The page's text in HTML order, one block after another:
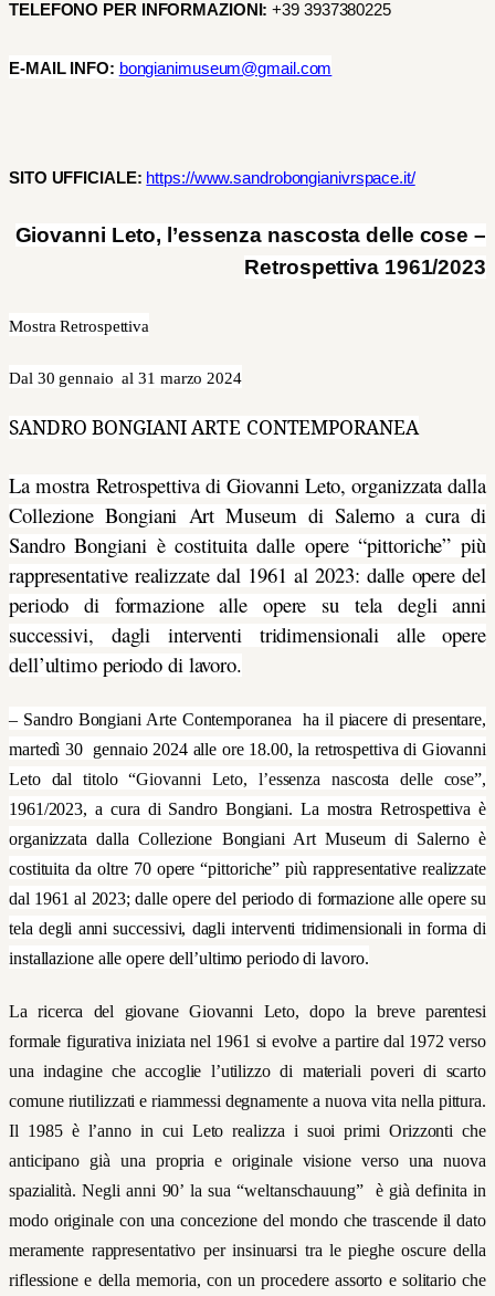
TELEFONO PER INFORMAZIONI: +39 3937380225
E-MAIL INFO: bongianimuseum@gmail.com
SITO UFFICIALE: https://www.sandrobongianivrspace.it/
Giovanni Leto, l’essenza nascosta delle cose –
Retrospettiva 1961/2023
Mostra Retrospettiva
Dal 30 gennaio al 31 marzo 2024
SANDRO BONGIANI ARTE CONTEMPORANEA
La mostra Retrospettiva di Giovanni Leto, organizzata dalla
Collezione Bongiani Art Museum di Salerno a cura di
Sandro Bongiani è costituita dalle opere “pittoriche” più
rappresentative realizzate dal 1961 al 2023: dalle opere del
periodo di formazione alle opere su tela degli anni
successivi, dagli interventi tridimensionali alle opere
dell’ultimo periodo di lavoro.
– Sandro Bongiani Arte Contemporanea ha il piacere di presentare,
martedì 30 gennaio 2024 alle ore 18.00, la retrospettiva di Giovanni
Leto dal titolo “Giovanni Leto, l’essenza nascosta delle cose”,
1961/2023, a cura di Sandro Bongiani. La mostra Retrospettiva è
organizzata dalla Collezione Bongiani Art Museum di Salerno è
costituita da oltre 70 opere “pittoriche” più rappresentative realizzate
dal 1961 al 2023; dalle opere del periodo di formazione alle opere su
tela degli anni successivi, dagli interventi tridimensionali in forma di
installazione alle opere dell’ultimo periodo di lavoro.
La ricerca del giovane Giovanni Leto, dopo la breve parentesi
formale figurativa iniziata nel 1961 si evolve a partire dal 1972 verso
una indagine che accoglie l’utilizzo di materiali poveridi scarto
comune riutilizzati e riammessi degnamente a nuova vita nella pittura.
Il 1985 è l’anno in cui Leto realizza i suoi primi Orizzonti che
anticipano già una propria e originale visione versouna nuova
spazialità. Negli anni 90’ la sua “weltanschauung” è già definita in
modo originale con unaconcezione del mondo che trascende il dato
meramente rappresentativo per insinuarsi tra le pieghe oscure della
riflessione e della memoria, con un procedere assorto e solitario che